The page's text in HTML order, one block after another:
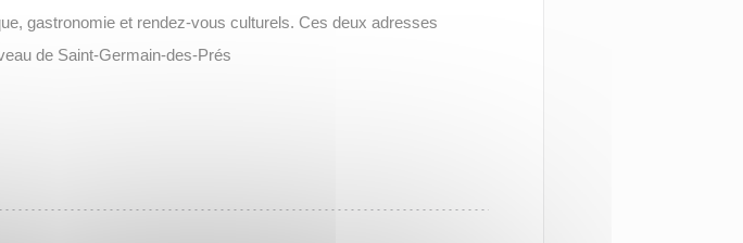
gastronomie et rendez-vous culturels. Ces deux adresses
de Saint-Germain-des-Prés